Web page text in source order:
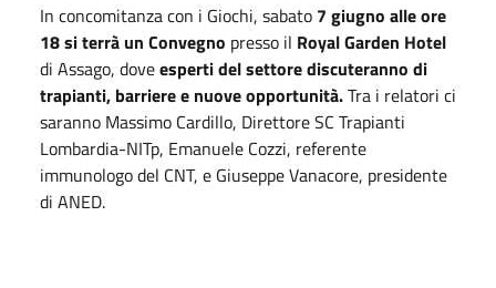
In concomitanza con i Giochi, sabato 7 giugno alle ore
18 si terrà un Convegno presso il Royal Garden Hotel
di Assago, doveesperti del settore discuteranno di
trapianti, barriere e nuove opportunità.Tra i relatori ci
saranno Massimo Cardillo, Direttore SC Trapianti
Lombardia-NITp, Emanuele Cozzi, referente
immunologo del CNT, e Giuseppe Vanacore, presidente
di ANED.